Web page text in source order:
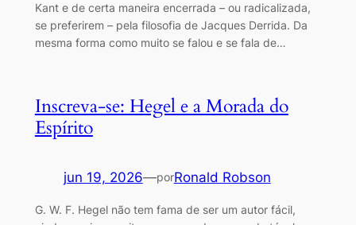
Kant e de certa maneira encerrada – ou radicalizada,
se preferirem – pela filosofia de Jacques Derrida. Da
mesma forma como muito se falou e se fala de…
Inscreva-se: Hegel e a Morada do
Espírito
jun 19, 2026—porRonald Robson
G. W. F. Hegel não tem fama de ser um autor fácil,